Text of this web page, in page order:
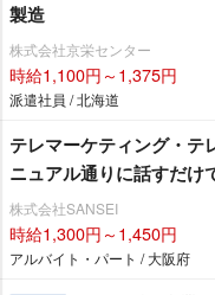
製造
株式会社京栄センター
時給1,100円～1,375円
派遣社員 / 北海道
テレマーケティング・テ
ニュアル通りに話すだけ
株式会社SANSEI
時給1,300円～1,450円
アルバイト・パート / 大阪府